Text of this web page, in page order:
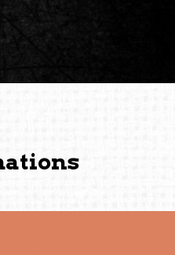
solidité et m’encouragent
vers de nouvelles possibilités.
— Vanini Belarmino
(Photography: Geric Cruz)